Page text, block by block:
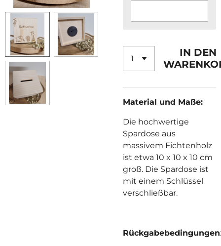
IN DEN
Material und Maße:
Die hochwertige
Spardose aus
massivem Fichtenholz
ist etwa 10 x 10 x 10 cm
groß. Die Spardose ist
mit einem Schlüssel
verschließbar.
Rückgabebedingungen: